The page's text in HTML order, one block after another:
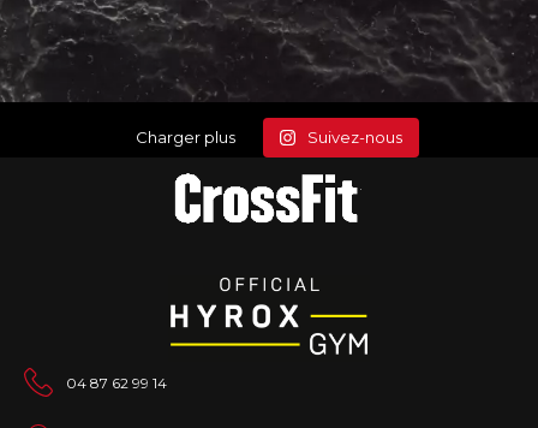
Charger plus Suivez-nous
04 87 62 99 14